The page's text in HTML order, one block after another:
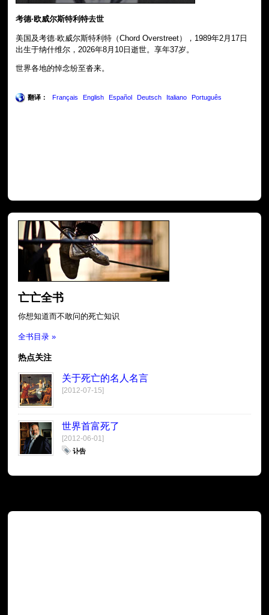
考德·欧威尔斯特利特去世
美国及考德·欧威尔斯特利特（Chord Overstreet），1989年2月17日
出生于纳什维尔，2026年8月10日逝世。享年37岁。
世界各地的悼念纷至沓来。
翻译： Français English Español Deutsch Italiano Português
亡亡全书
你想知道而不敢问的死亡知识
全书目录 »
热点关注
关于死亡的名人名言
[2012-07-15]
世界首富死了
[2012-06-01]
讣告